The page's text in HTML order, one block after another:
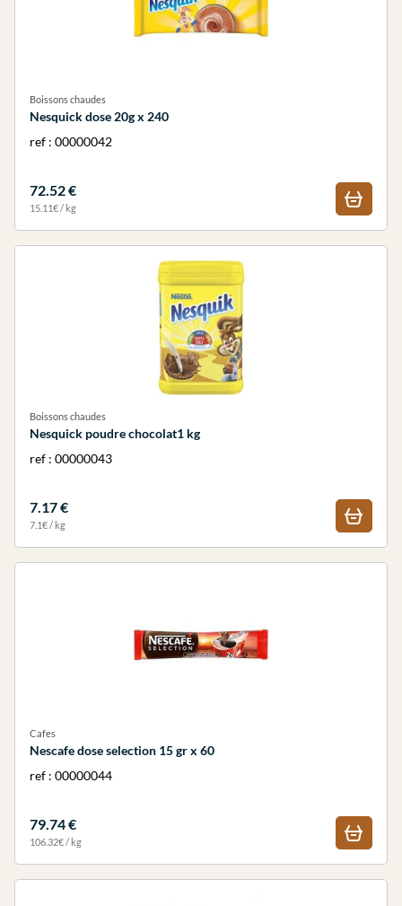
Boissons chaudes
Nesquick dose 20g x 240
ref : 00000042
72.52 €
15.11€ / kg
Boissons chaudes
Nesquick poudre chocolat1 kg
ref : 00000043
7.17 €
7.1€ / kg
Cafes
Nescafe dose selection 15 gr x 60
ref : 00000044
79.74 €
106.32€ / kg